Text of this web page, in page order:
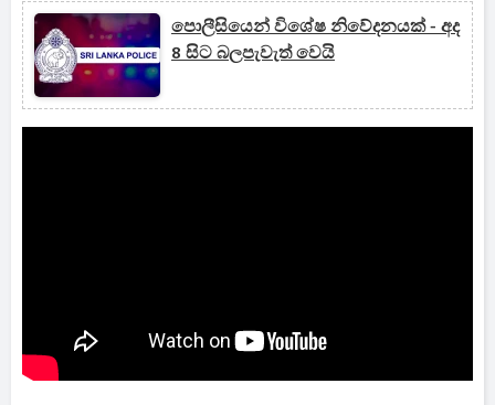
පොලීසියෙන් විශේෂ නිවේදනයක් - අද
8 සිට බලපැවැත් වෙයි